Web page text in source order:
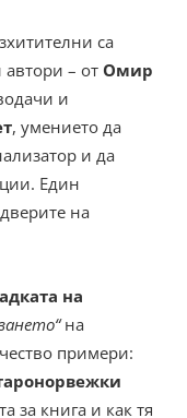
са
– от Омир
и
, умението да
и да
Един
на
на
на
примери:
за книга и как тя